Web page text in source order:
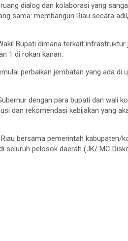
dialog dan kolaborasi yang
sama: membangun Riau secara
Bupati dimana terkait infrastruktur
1 di rokan kanan.
perbaikan jembatan yang ada di
dengan para bupati dan wali
dan rekomendasi kebijakan yang
bersama pemerintah kabupaten/
seluruh pelosok daerah (JK/ MC